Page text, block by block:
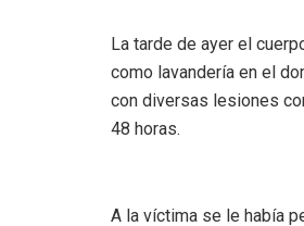
La tarde de ayer el
como lavandería en el
con diversas lesiones
48 horas.
A la víctima se le había